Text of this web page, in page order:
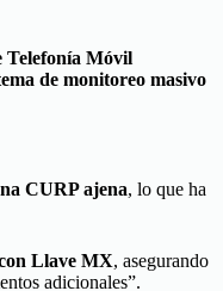
Telefonía Móvil
de monitoreo masivo
CURP ajena, lo que ha
Llave MX, asegurando
adicionales”.